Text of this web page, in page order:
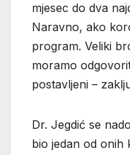
mjesec do dva
Naravno, ako
program. Veliki
moramo
postavljeni –
Dr. Jegdić se
bio jedan od onih